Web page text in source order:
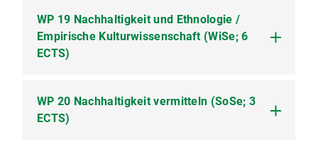
WP 18.1 Umweltethik (Seminar; 2 SWS)
WP 19 Nachhaltigkeit und Ethnologie /
Empirische Kulturwissenschaft (WiSe; 6
ECTS)
WP 19.1 Nachhaltigkeit in Gesellschaft, Kultur
und Alltag (Proseminar; 2 SWS)
WP 20 Nachhaltigkeit vermitteln (SoSe; 3
ECTS)